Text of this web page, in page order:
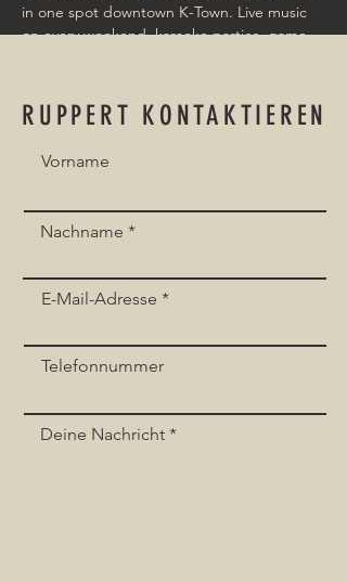
in one spot downtown K-Town. Live music
on every weekend, karaoke parties, game-
RUPPERT KONTAKTIEREN
Vorname
Nachname
E-Mail-Adresse
Telefonnummer
Deine Nachricht